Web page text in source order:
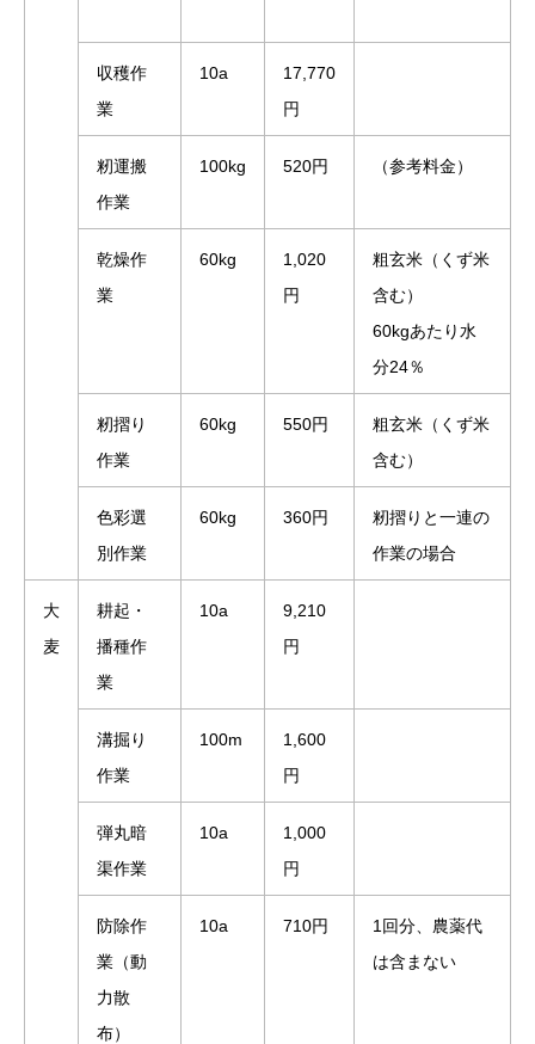
収穫作
業
10a
17,770
円
籾運搬
作業
100kg 520円 （参考料金）
乾燥作
業
60kg
1,020
円
粗玄米（くず米
含む）
60kgあたり水
分24％
籾摺り
作業
60kg 550円
粗玄米（くず米
含む）
色彩選
別作業
60kg 360円
籾摺りと一連の
作業の場合
大
麦
耕起・
播種作
業
10a
9,210
円
溝掘り
作業
100m
1,600
円
弾丸暗
渠作業
10a
1,000
円
防除作
業（動
力散
布）
10a 710円
1回分、農薬代
は含まない